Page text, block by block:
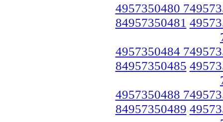
4957350480
84957350481
4957350484
84957350485
4957350488
84957350489